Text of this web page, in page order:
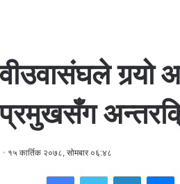
वीउवासंघले गर्‍यो
प्रमुखसँग
१५ कार्तिक २०७८, सोमबार ०६:४८